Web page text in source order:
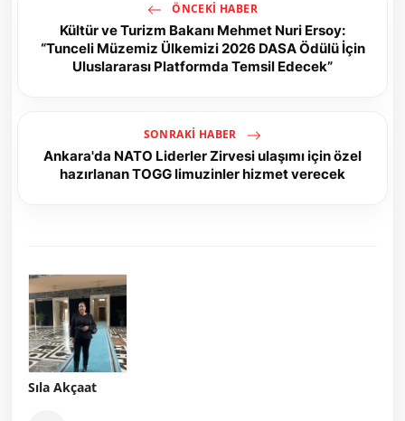
ÖNCEKI HABER
Kültür ve Turizm Bakanı Mehmet Nuri Ersoy:
“Tunceli Müzemiz Ülkemizi 2026 DASA Ödülü İçin
Uluslararası Platformda Temsil Edecek”
SONRAKI HABER
Ankara'da NATO Liderler Zirvesi ulaşımı için özel
hazırlanan TOGG limuzinler hizmet verecek
Sıla Akçaat